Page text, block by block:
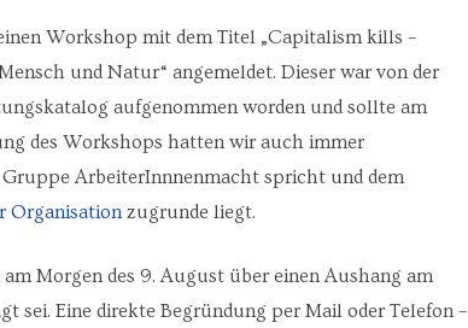
Workshop mit dem Titel „Capitalism kills –
und Natur“ angemeldet. Dieser war von der
aufgenommen worden und sollte am
des Workshops hatten wir auch immer
ArbeiterInnnenmacht spricht und dem
Organisationzugrunde liegt.
Morgen des 9. August über einen Aushang am
sei. Eine direkte Begründung per Mail oder Telefon –